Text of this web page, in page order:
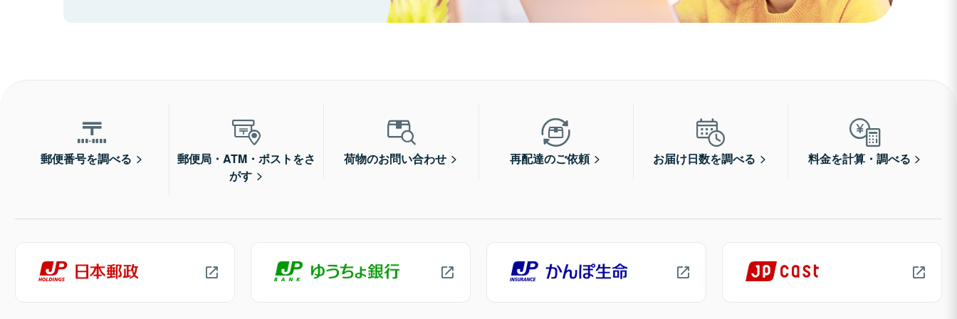
郵便番号を調べる
郵便局・ATM・ポストをさ
がす
荷物のお問い合わせ 再配達のご依頼 お届け日数を調べる 料金を計算・調べる